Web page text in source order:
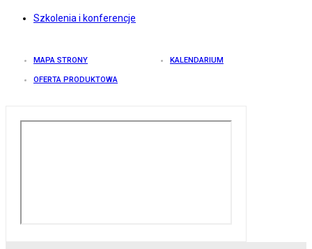
Szkolenia i konferencje
MAPA STRONY KALENDARIUM
OFERTA PRODUKTOWA